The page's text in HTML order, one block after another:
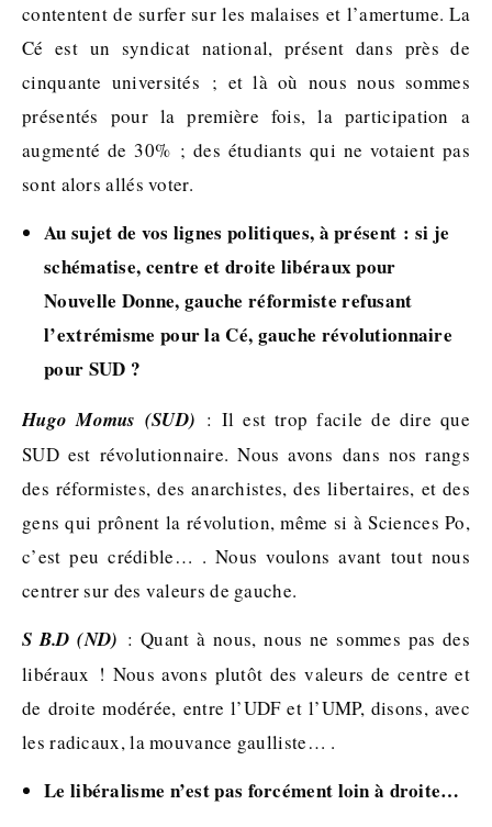
contentent de surfer sur les malaises et l’amertume. La
Cé est un syndicat national, présent dans près de
cinquante universités ; et là où nous nous sommes
présentés pour la première fois, la participation a
augmenté de 30% ; des étudiants qui ne votaient pas
sont alors allés voter.
Au sujet de vos lignes politiques, à présent : si je
schématise, centre et droite libéraux pour
Nouvelle Donne, gauche réformiste refusant
l’extrémisme pour la Cé, gauche révolutionnaire
pour SUD ?
Hugo Momus (SUD) : Il est trop facile de dire que
SUD est révolutionnaire. Nous avons dans nos rangs
des réformistes, des anarchistes, des libertaires, et des
gens qui prônent la révolution, même si à Sciences Po,
c’est peu crédible… . Nous voulons avant tout nous
centrer sur des valeurs de gauche.
S B.D (ND) : Quant à nous, nous ne sommes pas des
libéraux ! Nous avons plutôt des valeurs de centre et
de droite modérée, entre l’UDF et l’UMP, disons, avec
les radicaux, la mouvance gaulliste… .
Le libéralisme n’est pas forcément loin à droite…